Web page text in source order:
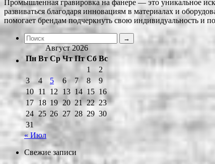
Промышленная гравировка на фанере — это уникальное
развиваться благодаря инновациям в материалах и
помогает брендам подчеркнуть свою индивидуальность и
Август 2026
Пн Вт Ср Чт Пт Сб Вс
1
2
3
4 5 6 7 8
9
10 11 12 13 14 15 16
17 18 19 20 21 22 23
24 25 26 27 28 29 30
31
« Июл
Свежие записи